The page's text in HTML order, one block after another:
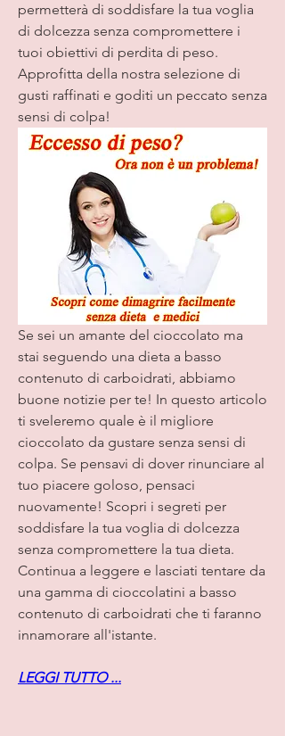
permetterà di soddisfare la tua voglia
di dolcezza senza compromettere i
tuoi obiettivi di perdita di peso.
Approfitta della nostra selezione di
gusti raffinati e goditi un peccato senza
sensi di colpa!
Se sei un amante del cioccolato ma
stai seguendo una dieta a basso
contenuto di carboidrati, abbiamo
buone notizie per te! In questo articolo
ti sveleremo quale è il migliore
cioccolato da gustare senza sensi di
colpa. Se pensavi di dover rinunciare al
tuo piacere goloso, pensaci
nuovamente! Scopri i segreti per
soddisfare la tua voglia di dolcezza
senza compromettere la tua dieta.
Continua a leggere e lasciati tentare da
una gamma di cioccolatini a basso
contenuto di carboidrati che ti faranno
innamorare all'istante.
LEGGI TUTTO ...